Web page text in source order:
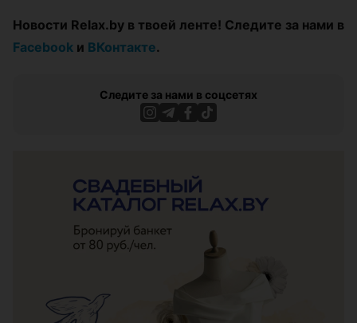
Новости Relax.by в твоей ленте! Следите за нами в
Facebook и ВКонтакте.
Следите за нами в соцсетях